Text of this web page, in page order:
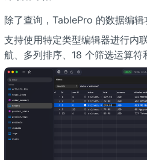
除了查询，TablePro 的数据编辑
支持使用特定类型编辑器进行内
航、多列排序、18 个筛选运算符